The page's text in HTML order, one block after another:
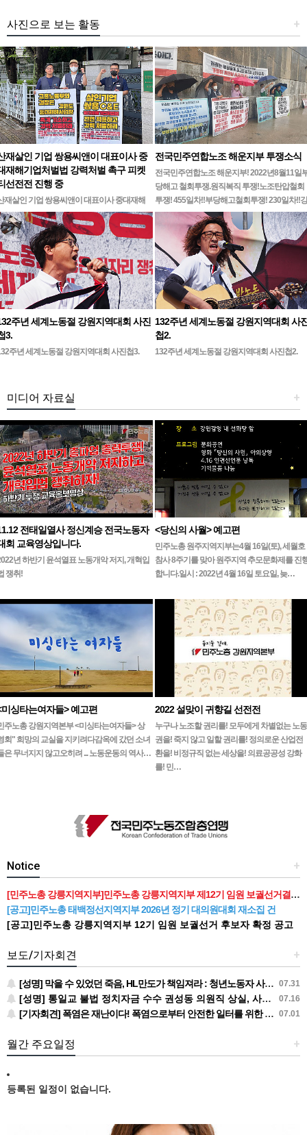
+
사진으로 보는 활동
재살인 기업 쌍용씨앤이 대표이사 중
재해기업처벌법 강력처벌 촉구 피켓
선전전 진행 중
재살인 기업 쌍용씨앤이 대표이사 중대재해
업처벌법 강력처벌 촉구민주노총 강원지역본
무기한 피켓시위 14일차고용노동부 강원지
앞 1인시위 진…
전국민주연합노조 해운지부 투쟁소식
전국민주연합노조 해운지부! 2022년8월11일
당해고 철회투쟁.원직복직 투쟁!노조탄압철회
투쟁! 455일차!!부당해고철회투쟁! 230일차!!강
릉ㆍ…
주년 세계노동절 강원지역대회 사진
3.
주년 세계노동절 강원지역대회 사진첩3.
132주년 세계노동절 강원지역대회 사
첩2.
132주년 세계노동절 강원지역대회 사진첩2.
+
미디어 자료실
전태일열사 정신계승 전국노동자
회 교육영상입니다.
년 하반기 윤석열표 노동개악 저지, 개혁입
쟁취!
<당신의 사월> 예고편
민주노총 원주지역지부는4월 16일(토), 세월호
참사 8주기를 맞아 원주지역 추모문화제를 진
합니다.일시 : 2022년 4월 16일 토요일, 늦…
미싱타는여자들> 예고편
주노총 강원지역본부 <미싱타는여자들> 상
회" 희망의 교실을 지키려다감옥에 갔던 소녀
은 무너지지 않고오히려 ... 노동운동의 역사…
2022 설맞이 귀향길 선전전
누구나 노조할 권리를! 모두에게 차별없는 노동
권을! 죽지 않고 일할 권리를! 정의로운 산업전
환을! 비정규직 없는 세상을! 의료공공성 강화
를! 민…
+
Notice
[민주노총 강릉지역지부]민주노총 강릉지역지부 제12기 임원 보궐선거결과 공고
[공고]민주노총 태백정선지역지부 2026년 정기 대의원대회 재소집 건
[공고]민주노총 강릉지역지부 12기 임원 보궐선거 후보자 확정 공고
+
보도/기자회견
07.31
[성명] 막을 수 있었던 죽음, HL만도가 책임져라 : 청년노동자 사망사고의 철저한 진상규명과 재발방지 대책 마련하라
07.16
[성명] 통일교 불법 정치자금 수수 권성동 의원직 상실, 사필귀정이다
07.01
[기자회견] 폭염은 재난이다! 폭염으로부터 안전한 일터를 위한 민주노총 강원지역본부 폭염감시단 선포 기자회견
+
월간 주요일정
등록된 일정이 없습니다.